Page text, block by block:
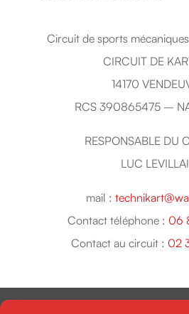
Circuit de sports
CIRCUIT DE
14170
RCS 390865475 –
RESPONSABLE DU
LUC
mail :
Contact téléphone : 06
Contact au circuit : 02